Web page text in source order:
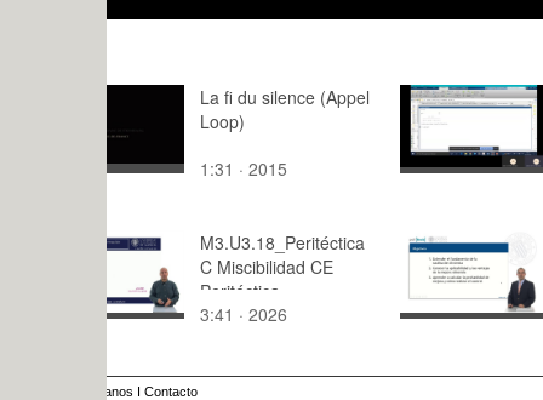
La fi du silence (Appel
1:31 · 2015
36:59 ·
M3.U3.18_Peritéctica
C Miscibilidad CE
Peritéctica
3:41 · 2026
7:07 · 2013